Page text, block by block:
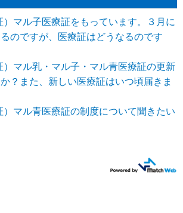
）マル子医療証をもっています。３月に
のですが、医療証はどうなるのです
）マル乳・マル子・マル青医療証の更新
？また、新しい医療証はいつ頃届きま
）マル青医療証の制度について聞きたい